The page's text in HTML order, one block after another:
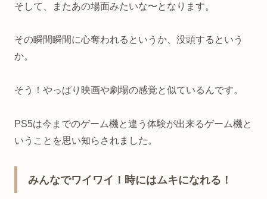
そして、またあの場面みたいな〜となります。
その瞬間瞬間に心奪われるというか、没頭するという
か。
そう！やっぱり映画や劇場の感覚と似ているんです。
PS5は今までのゲーム機と違う体験が出来るゲーム機と
いうことを思い知らされました。
みんなでワイワイ！時にはムキになれる！